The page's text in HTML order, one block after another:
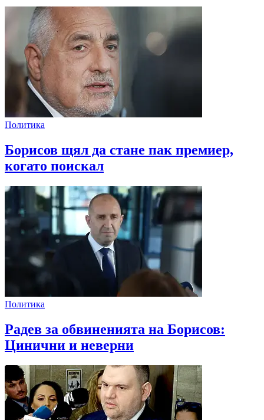
Политика
Борисов щял да стане пак премиер,
когато поискал
Политика
Радев за обвиненията на Борисов:
Цинични и неверни